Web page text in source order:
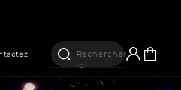
Rechercher
ici
Connexion
Panier